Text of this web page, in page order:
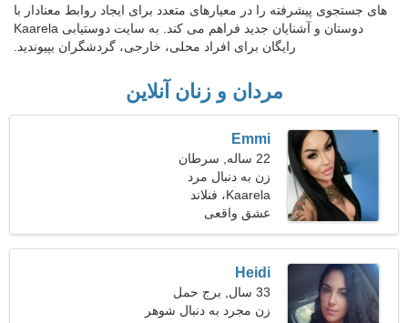
های جستجوی پیشرفته را در معیارهای متعدد برای ایجاد روابط معنادار با
دوستان و آشنایان جدید فراهم می کند. به سایت دوستیابی Kaarela
رایگان برای افراد محلی، خارجی، گردشگران بپیوندید.
مردان و زنان آنلاین
Emmi
22 ساله, سرطان
زن به دنبال مرد
Kaarela، فنلاند
عشق واقعی
Heidi
33 سال, برج حمل
زن مجرد به دنبال شوهر